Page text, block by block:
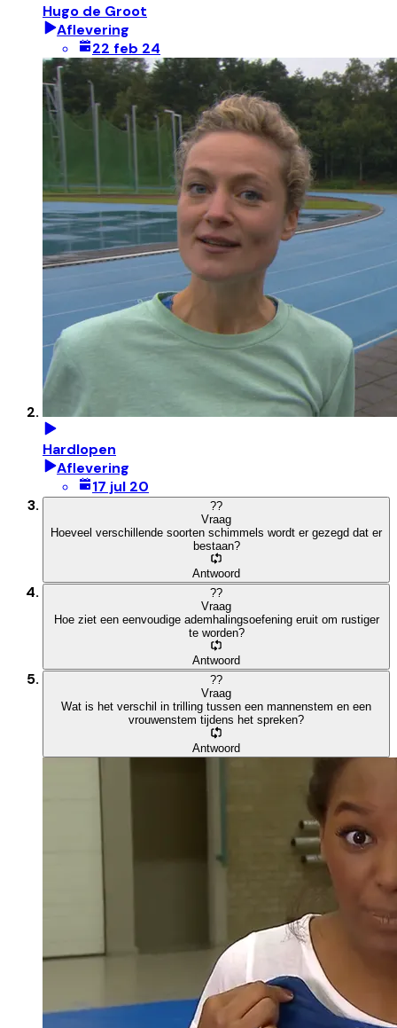
Hugo de Groot
Aflevering
22 feb 24
Hardlopen
Aflevering
17 jul 20
??
Vraag
Hoeveel verschillende soorten schimmels wordt er gezegd dat er
bestaan?
Antwoord
??
Vraag
Hoe ziet een eenvoudige ademhalingsoefening eruit om rustiger
te worden?
Antwoord
??
Vraag
Wat is het verschil in trilling tussen een mannenstem en een
vrouwenstem tijdens het spreken?
Antwoord